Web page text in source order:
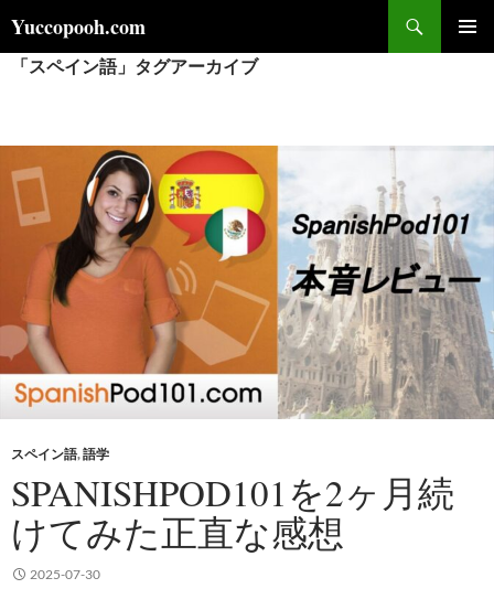
ン
へ
ス
キ
Yuccopooh.com
索
「スペイン語」タグアーカイブ
スペイン語,語学
SPANISHPOD101を2ヶ月続
けてみた正直な感想
2025-07-30